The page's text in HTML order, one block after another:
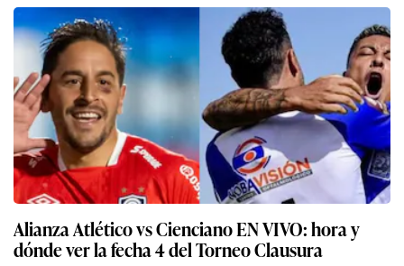
Alianza Atlético vs Cienciano EN VIVO: hora y
dónde ver la fecha 4 del Torneo Clausura